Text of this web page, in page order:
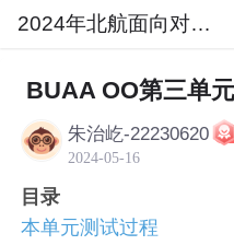
2024年北航面向对象设计与构造
社区 2024年北航面向
BUAA OO第三单
朱治屹-22230620
2024-05-16
目录
本单元测试过程